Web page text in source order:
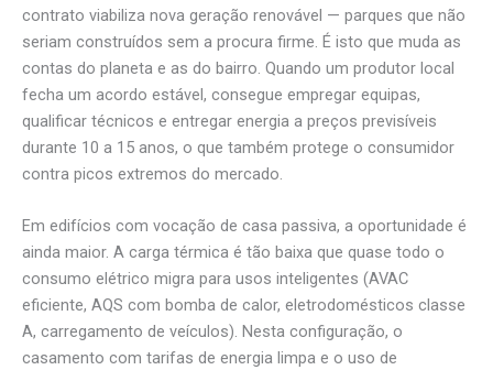
contrato viabiliza nova geração renovável — parques que não
seriam construídos sem a procura firme. É isto que muda as
contas do planeta e as do bairro. Quando um produtor local
fecha um acordo estável, consegue empregar equipas,
qualificar técnicos e entregar energia a preços previsíveis
durante 10 a 15 anos, o que também protege o consumidor
contra picos extremos do mercado.
Em edifícios com vocação de casa passiva, a oportunidade é
ainda maior. A carga térmica é tão baixa que quase todo o
consumo elétrico migra para usos inteligentes (AVAC
eficiente, AQS com bomba de calor, eletrodomésticos classe
A, carregamento de veículos). Nesta configuração, o
casamento com tarifas de energia limpa e o uso de